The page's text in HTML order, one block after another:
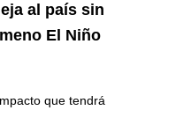
al país sin
El Niño
que tendrá